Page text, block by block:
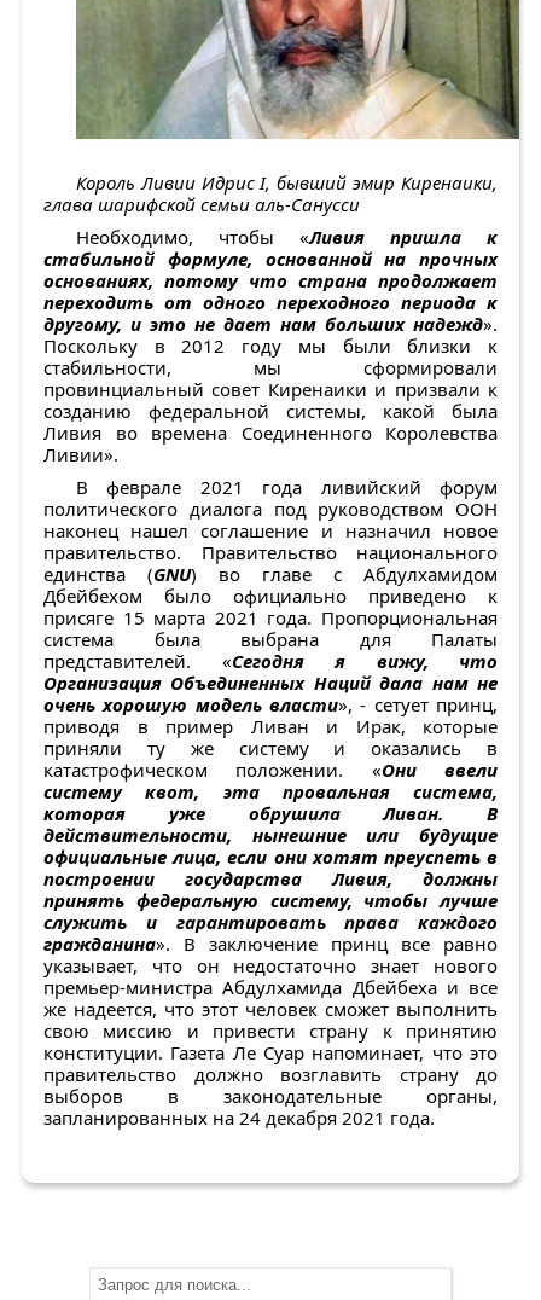
Король Ливии Идрис I, бывший эмир Киренаики,
глава шарифской семьи аль-Санусси
Необходимо, чтобы «Ливия пришла к
стабильной формуле, основанной на прочных
основаниях, потому что страна продолжает
переходить от одного переходного периода к
другому, и это не дает нам больших надежд».
Поскольку в 2012 году мы были близки к
стабильности, мы сформировали
провинциальный совет Киренаики и призвали к
созданию федеральной системы, какой была
Ливия во времена Соединенного Королевства
Ливии».
В феврале 2021 года ливийский форум
политического диалога под руководством ООН
наконец нашел соглашение и назначил новое
правительство. Правительство национального
единства (GNU) во главе с Абдулхамидом
Дбейбехом было официально приведено к
присяге 15 марта 2021 года. Пропорциональная
система была выбрана для Палаты
представителей. «Сегодня я вижу, что
Организация Объединенных Наций дала нам не
очень хорошую модель власти», - сетует принц,
приводя в пример Ливан и Ирак, которые
приняли ту же систему и оказались в
катастрофическом положении. «Они ввели
систему квот, эта провальная система,
которая уже обрушила Ливан. В
действительности, нынешние или будущие
официальные лица, если они хотят преуспеть в
построении государства Ливия, должны
принять федеральную систему, чтобы лучше
служить и гарантировать права каждого
гражданина». В заключение принц все равно
указывает, что он недостаточно знает нового
премьер-министра Абдулхамида Дбейбеха и все
же надеется, что этот человек сможет выполнить
свою миссию и привести страну к принятию
конституции. Газета Ле Суар напоминает, что это
правительство должно возглавить страну до
выборов в законодательные органы,
запланированных на 24 декабря 2021 года.